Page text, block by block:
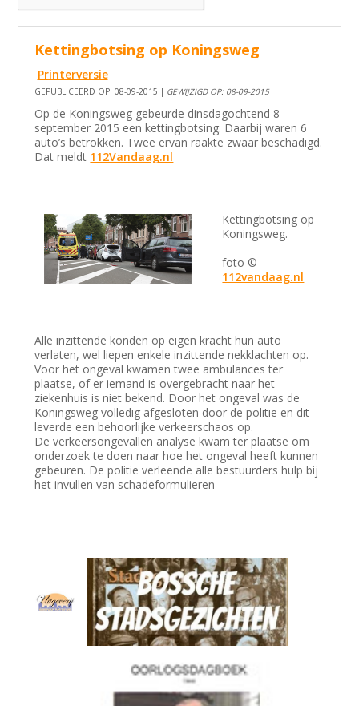
Kettingbotsing op Koningsweg
Printerversie
GEPUBLICEERD OP: 08-09-2015 | GEWIJZIGD OP: 08-09-2015
Op de Koningsweg gebeurde dinsdagochtend 8
september 2015 een kettingbotsing. Daarbij waren 6
auto’s betrokken. Twee ervan raakte zwaar beschadigd.
Dat meldt 112Vandaag.nl
Kettingbotsing op
Koningsweg.
foto ©
112vandaag.nl
Alle inzittende konden op eigen kracht hun auto
verlaten, wel liepen enkele inzittende nekklachten op.
Voor het ongeval kwamen twee ambulances ter
plaatse, of er iemand is overgebracht naar het
ziekenhuis is niet bekend. Door het ongeval was de
Koningsweg volledig afgesloten door de politie en dit
leverde een behoorlijke verkeerschaos op.
De verkeersongevallen analyse kwam ter plaatse om
onderzoek te doen naar hoe het ongeval heeft kunnen
gebeuren. De politie verleende alle bestuurders hulp bij
het invullen van schadeformulieren